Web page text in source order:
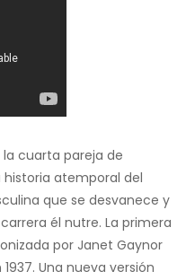
la cuarta pareja de
atemporal del
que se desvanece y
él nutre. La primera
por Janet Gaynor
Una nueva versión